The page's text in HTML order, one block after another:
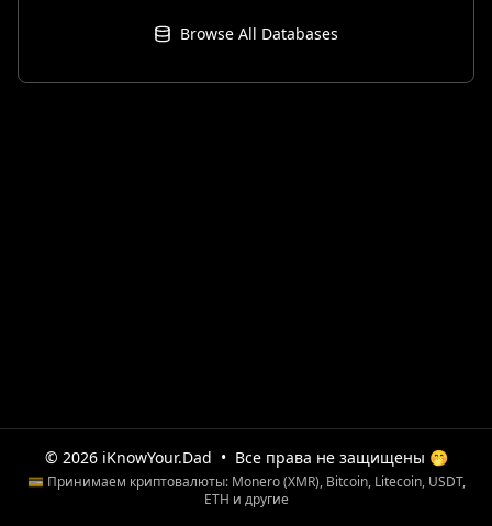
Browse All Databases
© 2026 iKnowYour.Dad • Все права не защищены 🤭
💳 Принимаем криптовалюты: Monero (XMR), Bitcoin, Litecoin, USDT,
ETH и другие